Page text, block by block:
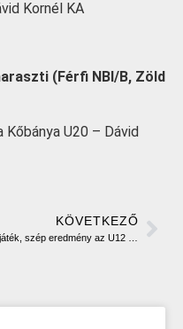
Kornél KA
(Férfi NBI/B, Zöld
U20 – Dávid
KÖVETKEZŐ
Jó játék, szép eredmény az U12 Cougars hétvégi mérlege